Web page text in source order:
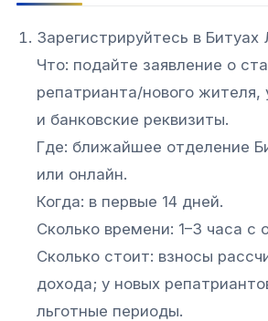
Зарегистрируйтесь в Битуах
Что: подайте заявление о
репатрианта/нового жителя,
и банковские реквизиты.
Где: ближайшее отделение
или онлайн.
Когда: в первые 14 дней.
Сколько времени: 1–3 часа с
Сколько стоит: взносы
дохода; у новых
льготные периоды.